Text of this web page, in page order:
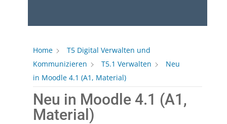
Home
T5 Digital Verwalten und
Kommunizieren
T5.1 Verwalten
Neu
in Moodle 4.1 (A1, Material)
Neu in Moodle 4.1 (A1,
Material)